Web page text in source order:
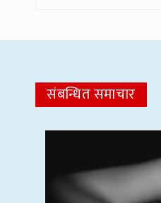
संबन्धित समाचार